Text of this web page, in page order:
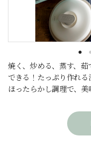
焼く、炒める、蒸す、
できる！たっぷり作れる
ほったらかし調理で、美